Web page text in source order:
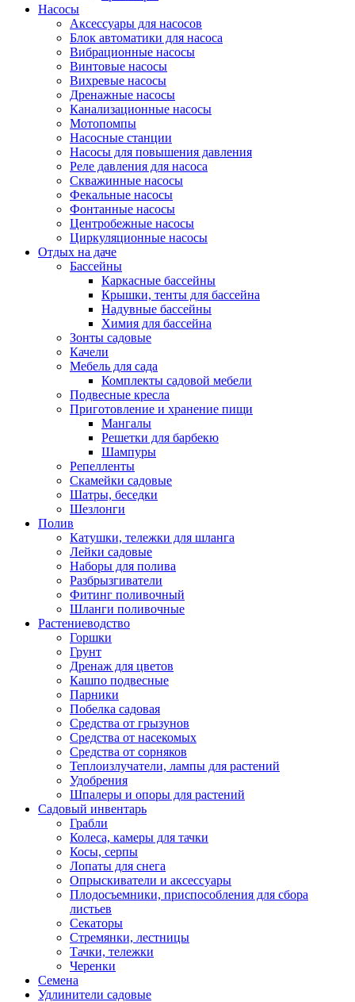
Насосы
Аксессуары для насосов
Блок автоматики для насоса
Вибрационные насосы
Винтовые насосы
Вихревые насосы
Дренажные насосы
Канализационные насосы
Мотопомпы
Насосные станции
Насосы для повышения давления
Реле давления для насоса
Скважинные насосы
Фекальные насосы
Фонтанные насосы
Центробежные насосы
Циркуляционные насосы
Отдых на даче
Бассейны
Каркасные бассейны
Крышки, тенты для бассейна
Надувные бассейны
Химия для бассейна
Зонты садовые
Качели
Мебель для сада
Комплекты садовой мебели
Подвесные кресла
Приготовление и хранение пищи
Мангалы
Решетки для барбекю
Шампуры
Репелленты
Скамейки садовые
Шатры, беседки
Шезлонги
Полив
Катушки, тележки для шланга
Лейки садовые
Наборы для полива
Разбрызгиватели
Фитинг поливочный
Шланги поливочные
Растениеводство
Горшки
Грунт
Дренаж для цветов
Кашпо подвесные
Парники
Побелка садовая
Средства от грызунов
Средства от насекомых
Средства от сорняков
Теплоизлучатели, лампы для растений
Удобрения
Шпалеры и опоры для растений
Садовый инвентарь
Грабли
Колеса, камеры для тачки
Косы, серпы
Лопаты для снега
Опрыскиватели и аксессуары
Плодосъемники, приспособления для сбора
листьев
Секаторы
Стремянки, лестницы
Тачки, тележки
Черенки
Семена
Удлинители садовые